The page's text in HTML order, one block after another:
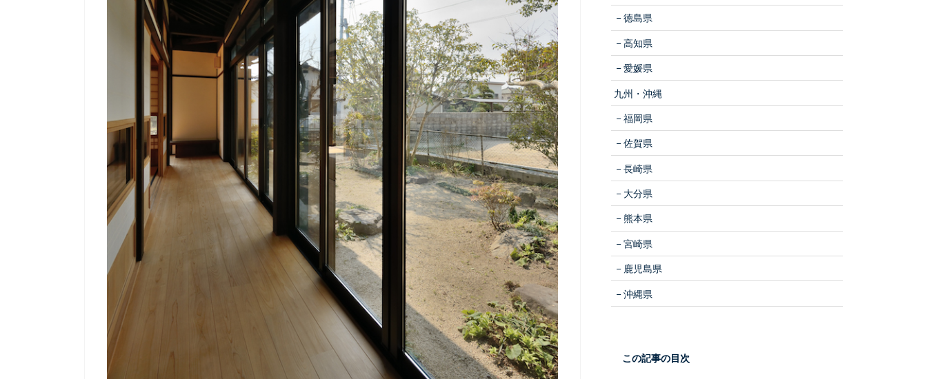
徳島県
高知県
愛媛県
九州・沖縄
福岡県
佐賀県
長崎県
大分県
熊本県
宮崎県
鹿児島県
沖縄県
この記事の目次